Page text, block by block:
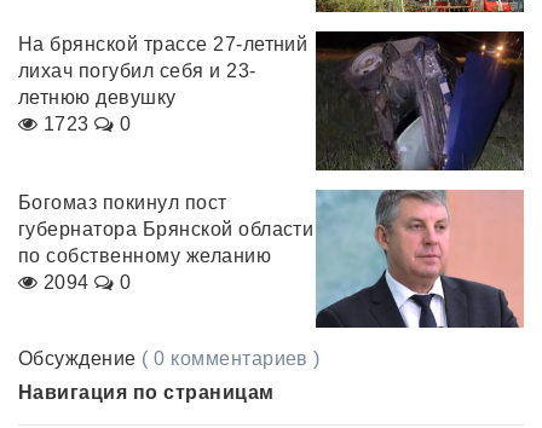
На брянской трассе 27-летний
лихач погубил себя и 23-
летнюю девушку
1723
0
Богомаз покинул пост
губернатора Брянской области
по собственному желанию
2094
0
Обсуждение ( 0 комментариев )
Навигация по страницам